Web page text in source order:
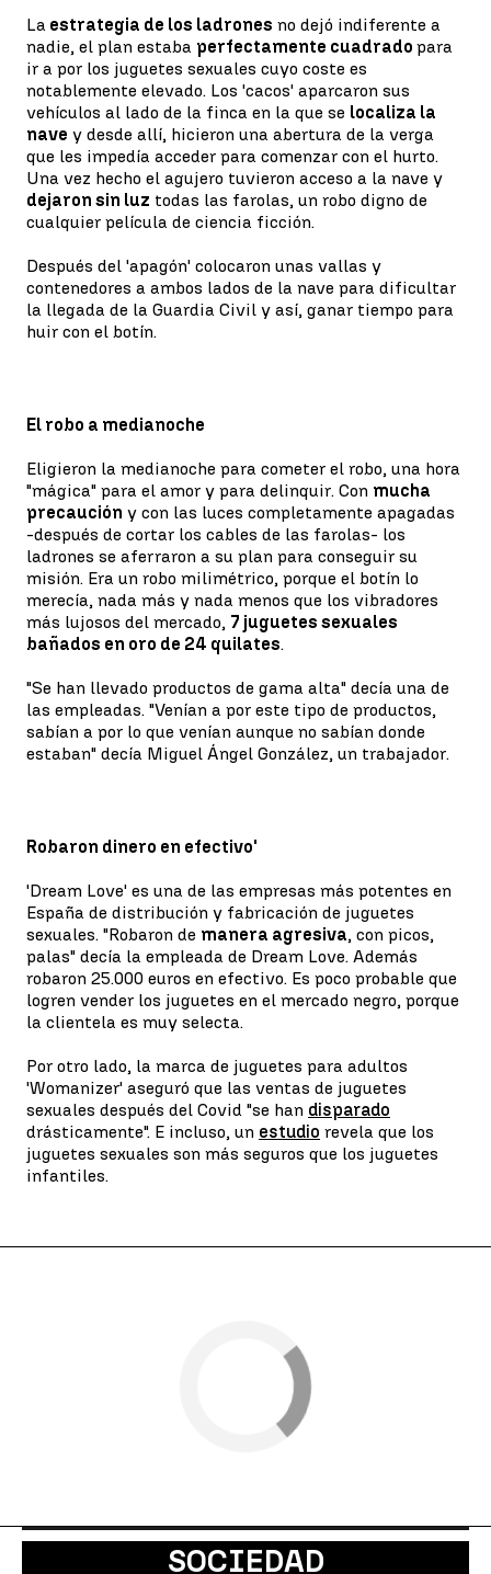
La estrategia de los ladrones no dejó indiferente a
nadie, el plan estaba perfectamente cuadrado para
ir a por los juguetes sexuales cuyo coste es
notablemente elevado. Los 'cacos' aparcaron sus
vehículos al lado de la finca en la que se localiza la
nave y desde allí, hicieron una abertura de la verga
que les impedía acceder para comenzar con el hurto.
Una vez hecho el agujero tuvieron acceso a la nave y
dejaron sin luz todas las farolas, un robo digno de
cualquier película de ciencia ficción.
Después del 'apagón' colocaron unas vallas y
contenedores a ambos lados de la nave para dificultar
la llegada de la Guardia Civil y así, ganar tiempo para
huir con el botín.
El robo a medianoche
Eligieron la medianoche para cometer el robo, una hora
"mágica" para el amor y para delinquir. Con mucha
precaución y con las luces completamente apagadas
-después de cortar los cables de las farolas- los
ladrones se aferraron a su plan para conseguir su
misión. Era un robo milimétrico, porque el botín lo
merecía, nada más y nada menos que los vibradores
más lujosos del mercado, 7 juguetes sexuales
bañados en oro de 24 quilates.
"Se han llevado productos de gama alta" decía una de
las empleadas. "Venían a por este tipo de productos,
sabían a por lo que venían aunque no sabían donde
estaban" decía Miguel Ángel González, un trabajador.
Robaron dinero en efectivo'
'Dream Love' es una de las empresas más potentes en
España de distribución y fabricación de juguetes
sexuales. "Robaron de manera agresiva, con picos,
palas" decía la empleada de Dream Love. Además
robaron 25.000 euros en efectivo. Es poco probable que
logren vender los juguetes en el mercado negro, porque
la clientela es muy selecta.
Por otro lado, la marca de juguetes para adultos
'Womanizer' aseguró que las ventas de juguetes
sexuales después del Covid "se han disparado
drásticamente". E incluso, un estudio revela que los
juguetes sexuales son más seguros que los juguetes
infantiles.
SOCIEDAD